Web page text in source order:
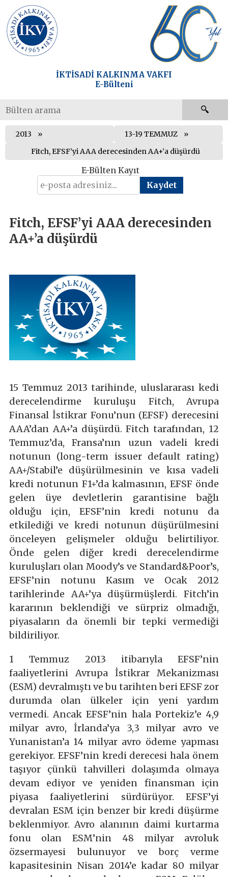
İKTİSADİ KALKINMA VAKFI
E-Bülteni
2013
13-19 TEMMUZ
Fitch, EFSF’yi AAA derecesinden AA+’a düşürdü
E-Bülten Kayıt
Fitch, EFSF’yi AAA derecesinden
AA+’a düşürdü
15 Temmuz 2013 tarihinde, uluslararası kedi
derecelendirme kuruluşu Fitch, Avrupa
Finansal İstikrar Fonu’nun (EFSF) derecesini
AAA’dan AA+’a düşürdü. Fitch tarafından, 12
Temmuz’da, Fransa’nın uzun vadeli kredi
notunun (long-term issuer default rating)
AA+/Stabil’e düşürülmesinin ve kısa vadeli
kredi notunun F1+’da kalmasının, EFSF önde
gelen üye devletlerin garantisine bağlı
olduğu için, EFSF’nin kredi notunu da
etkilediği ve kredi notunun düşürülmesini
önceleyen gelişmeler olduğu belirtiliyor.
Önde gelen diğer kredi derecelendirme
kuruluşları olan Moody’s ve Standard&Poor’s,
EFSF’nin notunu Kasım ve Ocak 2012
tarihlerinde AA+’ya düşürmüşlerdi. Fitch’in
kararının beklendiği ve sürpriz olmadığı,
piyasaların da önemli bir tepki vermediği
bildiriliyor.
1 Temmuz 2013 itibarıyla EFSF’nin
faaliyetlerini Avrupa İstikrar Mekanizması
(ESM) devralmıştı ve bu tarihten beri EFSF zor
durumda olan ülkeler için yeni yardım
vermedi. Ancak EFSF’nin hala Portekiz’e 4,9
milyar avro, İrlanda’ya 3,3 milyar avro ve
Yunanistan’a 14 milyar avro ödeme yapması
gerekiyor. EFSF’nin kredi derecesi hala önem
taşıyor çünkü tahvilleri dolaşımda olmaya
devam ediyor ve yeniden finansman için
piyasa faaliyetlerini sürdürüyor. EFSF’yi
devralan ESM için benzer bir kredi düşürme
beklenmiyor. Avro alanının daimi kurtarma
fonu olan ESM’nin 48 milyar avroluk
özsermayesi bulunuyor ve borç verme
kapasitesinin Nisan 2014’e kadar 80 milyar